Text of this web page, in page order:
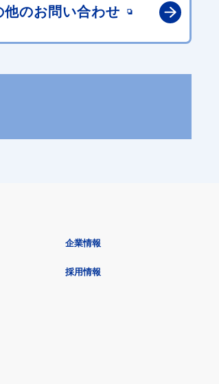
他のお問い合わせ
企業情報
採用情報